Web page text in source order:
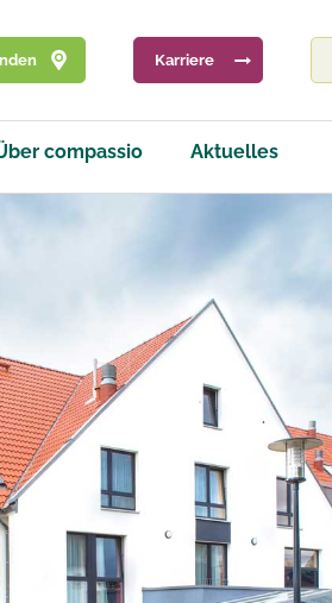
Karriere
compassio Aktuelles